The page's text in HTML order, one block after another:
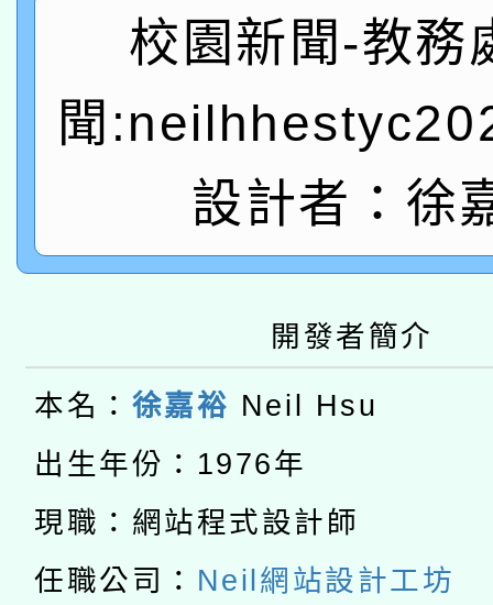
「數位內容與教學軟
有關大陸委員會函釋公
薪期間赴陸應申請許可
轉知經濟部水利署委託
業技術研究院辦理「
用水績優單位及節水達
115年8月22日(星期六
桃園市孔廟祈福系列
關事宜
適應運動共學行動站研
本館辦理115年度閱讀
暨閱讀推動專業研習
科技賦能─人工智慧
礎課程
A3數位素養講師名單
「數位內容與教學軟體
校園新聞-教務
聞
設計者：徐
開發者簡介
本名： 徐嘉裕 Neil Hsu
出生年份：1976年
現職：網站程式設計師
任職公司： Neil網站設計工坊